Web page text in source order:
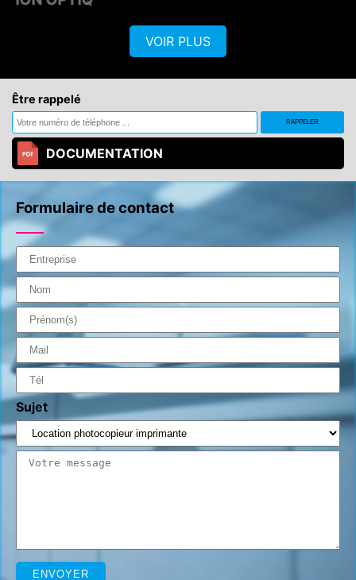
VOIR PLUS
Être rappelé
DOCUMENTATION
Formulaire de contact
Sujet